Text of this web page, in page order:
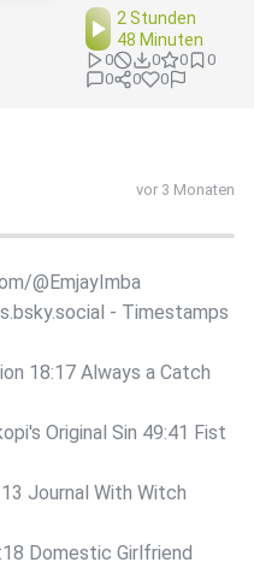
2 Stunden
48 Minuten
0 0 0
0
0
0 0
vor 3 Monaten
@EmjayImba
- Timestamps
18:17 Always a Catch
Original Sin 49:41 Fist
Journal With Witch
Domestic Girlfriend